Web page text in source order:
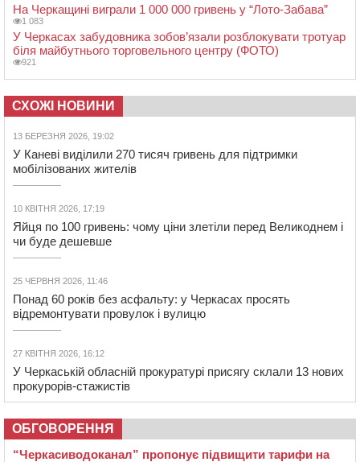
На Черкащині виграли 1 000 000 гривень у “Лото-Забава”
1 083
У Черкасах забудовника зобов’язали розблокувати тротуар
біля майбутнього торговельного центру (ФОТО)
921
СХОЖІ НОВИНИ
13 БЕРЕЗНЯ 2026, 19:02
У Каневі виділили 270 тисяч гривень для підтримки
мобілізованих жителів
10 КВІТНЯ 2026, 17:19
Яйця по 100 гривень: чому ціни злетіли перед Великоднем і
чи буде дешевше
25 ЧЕРВНЯ 2026, 11:46
Понад 60 років без асфальту: у Черкасах просять
відремонтувати провулок і вулицю
27 КВІТНЯ 2026, 16:12
У Черкаській обласній прокуратурі присягу склали 13 нових
прокурорів-стажистів
ОБГОВОРЕННЯ
“Черкасиводоканал” пропонує підвищити тарифи на